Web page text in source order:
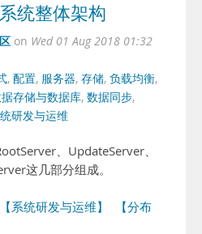
统整体架构
on Wed 01 Aug 2018 01:32
, 配置, 服务器, 存储, 负载均衡,
存储与数据库, 数据同步,
研发与运维
、UpdateServer、
这几部分组成。
【系统研发与运维】
【分布